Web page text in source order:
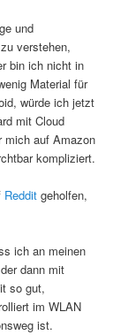
und
verstehen,
bin ich nicht in
Material für
würde ich jetzt
mit Cloud
mich auf Amazon
kompliziert.
Reddit geholfen,
ich an meinen
dann mit
so gut,
im WLAN
ist.